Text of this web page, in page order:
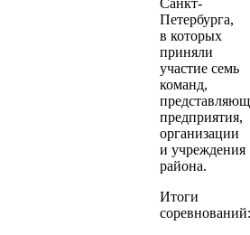
Санкт-
Петербурга,
в которых
приняли
участие семь
команд,
предприятия,
организации
и учреждения
района.
Итоги
соревнований: